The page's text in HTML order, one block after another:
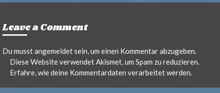
Leave a Comment
Du musstangemeldetsein, um einen Kommentar abzugeben.
Diese Website verwendet Akismet, um Spam zu reduzieren.
Erfahre, wie deine Kommentardaten verarbeitet werden.